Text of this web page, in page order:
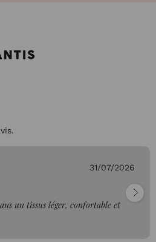
31/07/2026
un tissus léger, confortable et